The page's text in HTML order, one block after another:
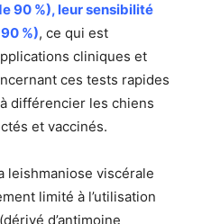
90 %), leur sensibilité
%), ce qui est
cliniques et
ces tests rapides
différencier les chiens
et vaccinés.
leishmaniose viscérale
limité à l’utilisation
d’antimoine